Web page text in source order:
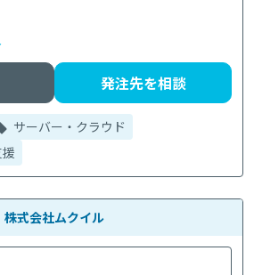
発注先を相談
サーバー・クラウド
株式会社ムクイル